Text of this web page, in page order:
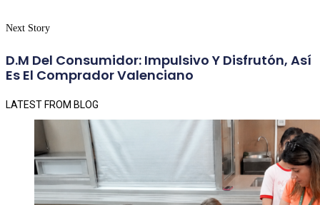
Next Story
D.M Del Consumidor: Impulsivo Y Disfrutón, Así
Es El Comprador Valenciano
LATEST FROM BLOG